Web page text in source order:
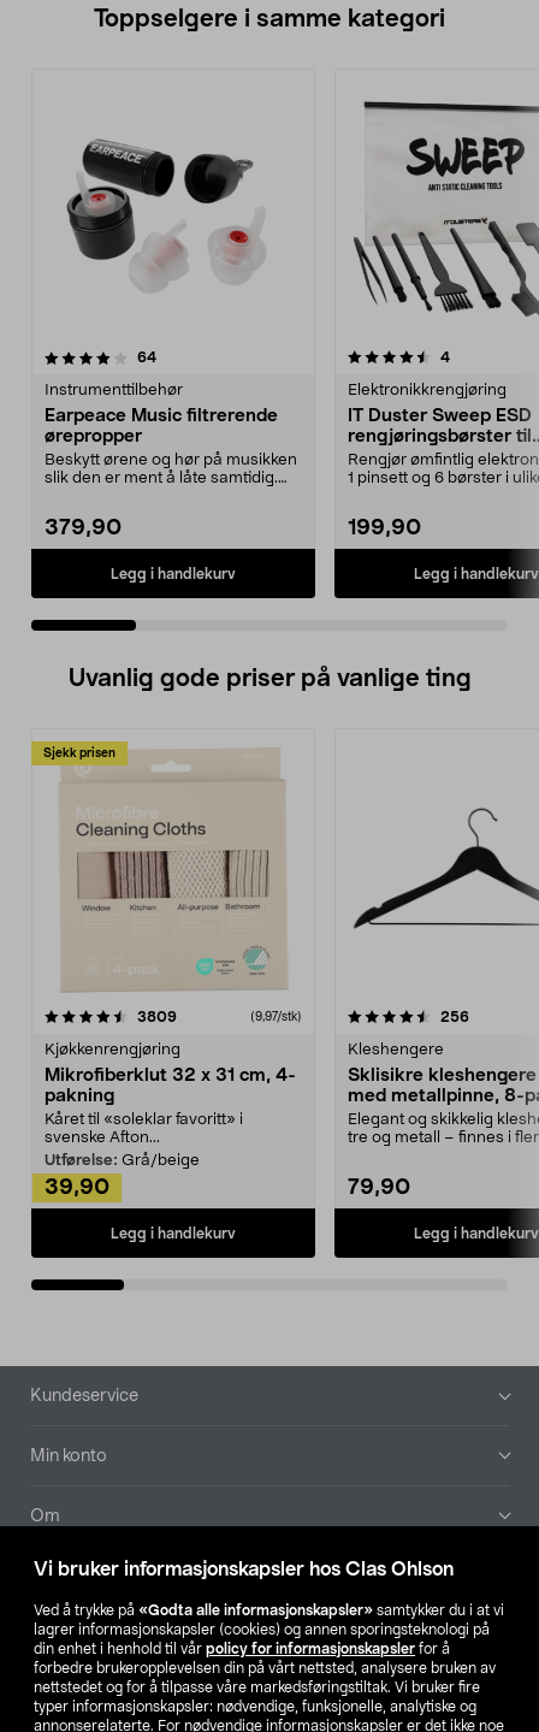
Vi bruker informasjonskapsler hos Clas Ohlson
Ved å trykke på «Godta alle informasjonskapsler» samtykker du i at vi
lagrer informasjonskapsler (cookies) og annen sporingsteknologi på
din enhet i henhold til vår policy for informasjonskapsler for å
forbedre brukeropplevelsen din på vårt nettsted, analysere bruken av
nettstedet og for å tilpasse våre markedsføringstiltak. Vi bruker fire
typer informasjonskapsler: nødvendige, funksjonelle, analytiske og
annonserelaterte. For nødvendige informasjonskapsler er det ikke noe
Toppselgere i samme kategori
64anmeldelser
Instrumenttilbehør
Earpeace Music filtrerende
ørepropper
Beskytt ørene og hør på musikken
slik den er ment å låte samtidig.
379,90
Legg i handlekurv
4.5 av 5 stjerner 4anmeldelser
Elektronikkrengjøring
IT Duster Sweep ESD
rengjøringsbørster til
elektronikk
Rengjør ømfintlig
1 pinsett og 6 børster i
199,90
Legg i handlekurv
4.5 av 5 stjerner
Uvanlig gode priser på vanlige ting
Sjekk prisen
3809anmeldelser(9,97/stk)
Kjøkkenrengjøring
Mikrofiberklut 32 x 31 cm, 4-
pakning
Kåret til «soleklar favoritt» i
svenske Afton...
Utførelse: Grå/beige
39,90
Legg i handlekurv
4.5av 5 stjerner 256
Kleshengere
Sklisikre
med metallpinne, 8-
Elegant og skikkelig
tre og metall – finnes i
79,90
Legg i handlekurv
4.5av 5 stjerner
Bunntekst
Kundeservice
Min konto
Om
Aktuelt
Våre selskaper
Finn din butikk